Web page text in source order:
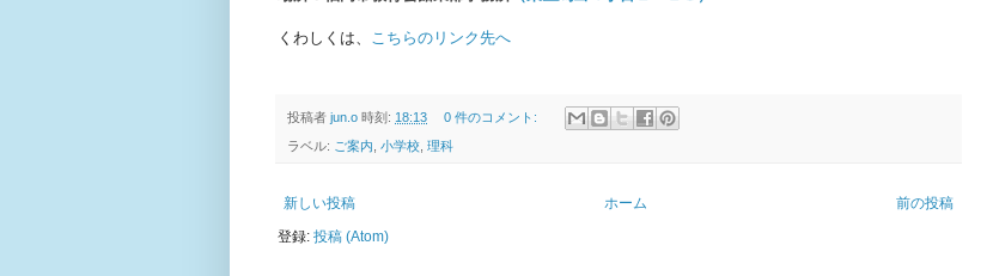
くわしくは、 こちらのリンク先へ
投稿者 jun.o 時刻: 18:13 0 件のコメント:
ラベル: ご案内 小学校 理科
新しい投稿 前の投稿
ホーム
登録: 投稿 (Atom)